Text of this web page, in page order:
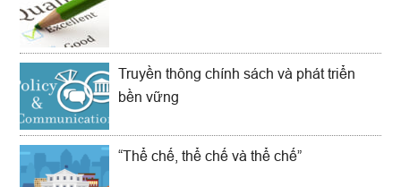
Truyền thông chính sách và phát triển
bền vững
“Thể chế, thể chế và thể chế”